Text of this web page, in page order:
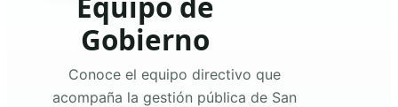
Gobierno
Conoce el equipo directivo que
acompaña la gestión pública de San